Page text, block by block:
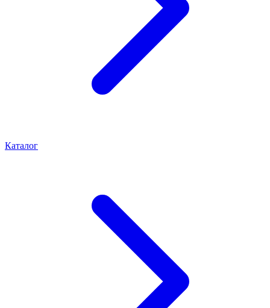
Каталог